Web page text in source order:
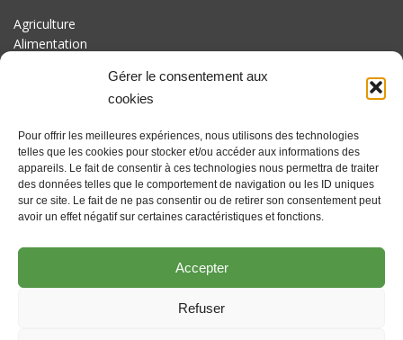
Gérer le consentement aux
cookies
Pour offrir les meilleures expériences, nous utilisons des technologies
telles que les cookies pour stocker et/ou accéder aux informations des
appareils. Le fait de consentir à ces technologies nous permettra de traiter
des données telles que le comportement de navigation ou les ID uniques
sur ce site. Le fait de ne pas consentir ou de retirer son consentement peut
avoir un effet négatif sur certaines caractéristiques et fonctions.
Accepter
Refuser
Agriculture
Alimentation
Mobilité
AVEC LE SOUTIEN DE
Fonds européen pour le développement rural : l'Europe investit
dans les zones rurales. Actions coordonnées par le GAL
Brabant wallon et des communes de Beauvechain, Hélécine,
Incourt, Jodoigne, Orp-jauche, Perwez et Ramillies